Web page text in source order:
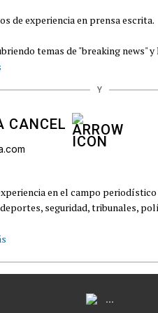
de experiencia en prensa escrita.
temas de "breaking news" y
Y
CANCEL
en el campo periodístico
seguridad, tribunales,
...